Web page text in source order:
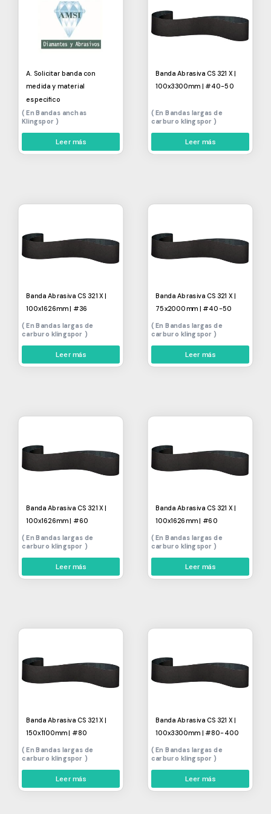
A. Solicitar banda con
medida y material
especifico
Bandas anchas
Klingspor
Leer más
Banda Abrasiva CS 321 X |
100x3300mm | #40-50
Bandas largas de
carburo klingspor
Leer más
Banda Abrasiva CS 321 X |
100x1626mm | #36
Bandas largas de
carburo klingspor
Leer más
Banda Abrasiva CS 321 X |
75x2000mm | #40-50
Bandas largas de
carburo klingspor
Leer más
Banda Abrasiva CS 321 X |
100x1626mm | #60
Bandas largas de
carburo klingspor
Leer más
Banda Abrasiva CS 321 X |
100x1626mm | #60
Bandas largas de
carburo klingspor
Leer más
Banda Abrasiva CS 321 X |
150x1100mm | #80
Bandas largas de
carburo klingspor
Leer más
Banda Abrasiva CS 321 X |
100x3300mm | #80-400
Bandas largas de
carburo klingspor
Leer más